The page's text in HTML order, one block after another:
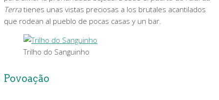
Terratienes unas vistas preciosas a los brutales acantilados
que rodean al pueblo de pocas casas y un bar.
Trilho do Sanguinho
Povoação